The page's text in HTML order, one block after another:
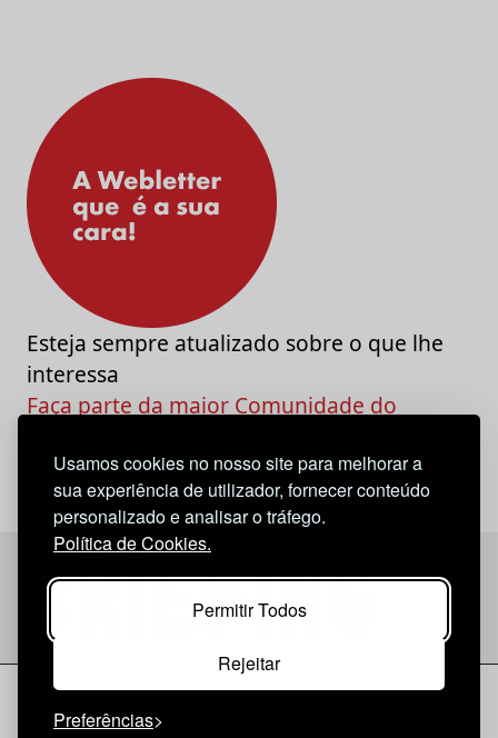
Usamos cookies no nosso site para melhorar a
sua experiência de utilizador, fornecer conteúdo
personalizado e analisar o tráfego.
Política de Cookies.
Permitir Todos
Rejeitar
Preferências
Esteja sempre atualizado sobre o que lhe
interessa
Faça parte da maior Comunidade do
Política de Cookies